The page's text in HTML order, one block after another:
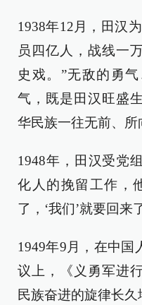
1938年12月，田汉
员四亿人，战线一
史戏。”无敌的勇
气，既是田汉旺盛
华民族一往无前、所
1948年，田汉受党
化人的挽留工作，
了，‘我们’就要回来
1949年9月，在中国
议上，《义勇军进
民族奋进的旋律长久